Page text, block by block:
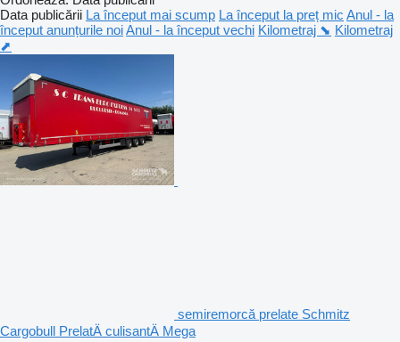
Data publicării La început mai scump La început la preț mic Anul - la
început anunțurile noiAnul - la început vechi Kilometraj ⬊ Kilometraj
⬈
semiremorcă prelate Schmitz
Cargobull PrelatÄ culisantÄ Mega